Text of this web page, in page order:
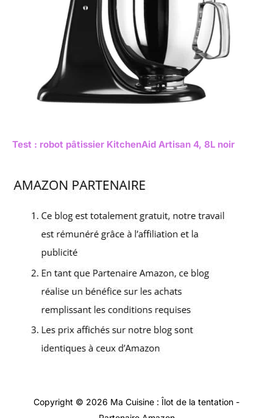
Test : robot pâtissier KitchenAid Artisan 4, 8L noir
Copyright © 2026 Ma Cuisine : Îlot de la tentation -